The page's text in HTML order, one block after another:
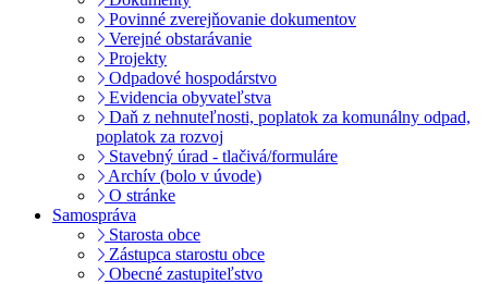
Povinné zverejňovanie dokumentov
Verejné obstarávanie
Projekty
Odpadové hospodárstvo
Evidencia obyvateľstva
Daň z nehnuteľnosti, poplatok za komunálny odpad,
poplatok za rozvoj
Stavebný úrad - tlačivá/formuláre
Archív (bolo v úvode)
O stránke
Samospráva
Starosta obce
Zástupca starostu obce
Obecné zastupiteľstvo